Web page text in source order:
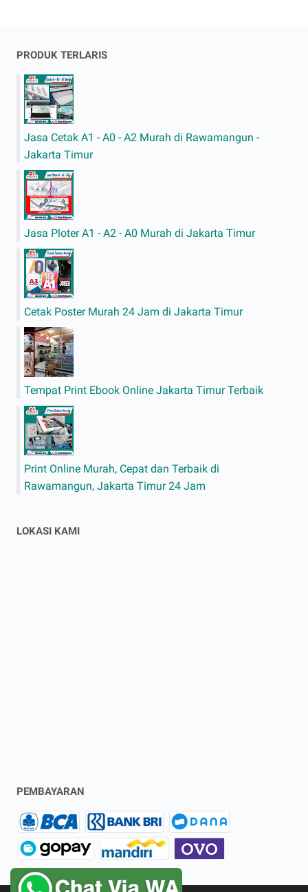
PRODUK TERLARIS
Jasa Cetak A1 - A0 - A2 Murah di Rawamangun -
Jakarta Timur
Jasa Ploter A1 - A2 - A0 Murah di Jakarta Timur
Cetak Poster Murah 24 Jam di Jakarta Timur
Tempat Print Ebook Online Jakarta Timur Terbaik
Print Online Murah, Cepat dan Terbaik di
Rawamangun, Jakarta Timur 24 Jam
LOKASI KAMI
PEMBAYARAN